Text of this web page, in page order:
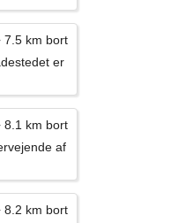
km bort
er
km bort
af
km bort